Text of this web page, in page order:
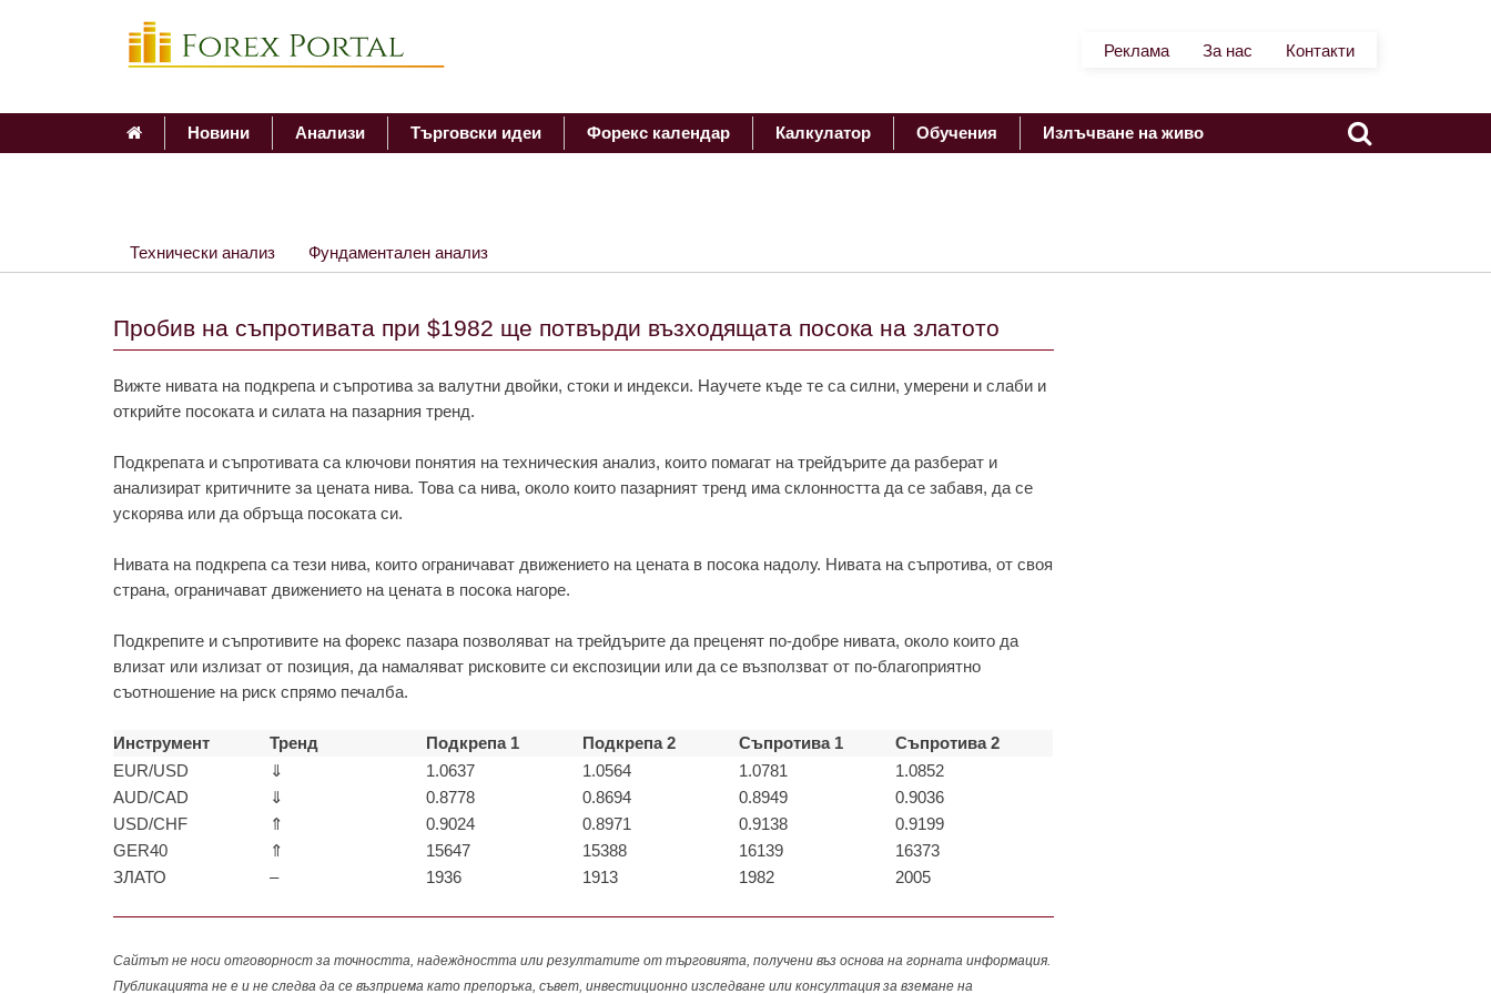
Реклама За нас Контакти
Новини Анализи Търговски идеи Форекс календар Калкулатор Обучения Излъчване на живо
Технически анализ Фундаментален анализ
Пробив на съпротивата при $1982 ще потвърди възходящата посока на златото
Вижте нивата на подкрепа и съпротива за валутни двойки, стоки и индекси. Научете къде те са силни, умерени и слаби и
открийте посоката и силата на пазарния тренд.
Подкрепата и съпротивата са ключови понятия на техническия анализ, които помагат на трейдърите да разберат и
анализират критичните за цената нива. Това са нива, около които пазарният тренд има склонността да се забавя, да се
ускорява или да обръща посоката си.
Нивата на подкрепа са тези нива, които ограничават движението на цената в посока надолу. Нивата на съпротива, от своя
страна, ограничават движението на цената в посока нагоре.
Подкрепите и съпротивите на форекс пазара позволяват на трейдърите да преценят по-добре нивата, около които да
влизат или излизат от позиция, да намаляват рисковите си експозиции или да се възползват от по-благоприятно
съотношение на риск спрямо печалба.
Инструмент Тренд Подкрепа 1 Подкрепа 2 Съпротива 1
Съпротива 2
EUR/USD
⇓ 1.0637 1.0564 1.0781
1.0852
AUD/CAD
⇓ 0.8778 0.8694 0.8949
0.9036
USD/CHF
⇑ 0.9024 0.8971 0.9138
0.9199
GER40
⇑ 15647 15388 16139
16373
ЗЛАТО
– 1936 1913 1982 2005
Сайтът не носи отговорност за точността, надеждността или резултатите от търговията, получени въз основа на горната информация.
Публикацията не е и не следва да се възприема като препоръка, съвет, инвестиционно изследване или консултация за вземане на